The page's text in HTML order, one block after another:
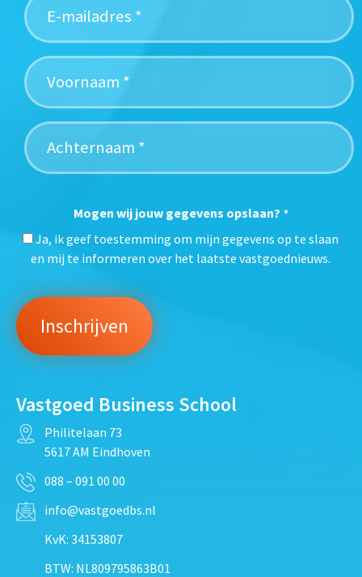
Mogen wij jouw gegevens opslaan? *
Ja, ik geef toestemming om mijn gegevens op te slaan
en mij te informeren over het laatste vastgoednieuws.
Vastgoed Business School
Philitelaan 73
5617 AM Eindhoven
088 – 091 00 00
info@vastgoedbs.nl
KvK: 34153807
BTW: NL809795863B01